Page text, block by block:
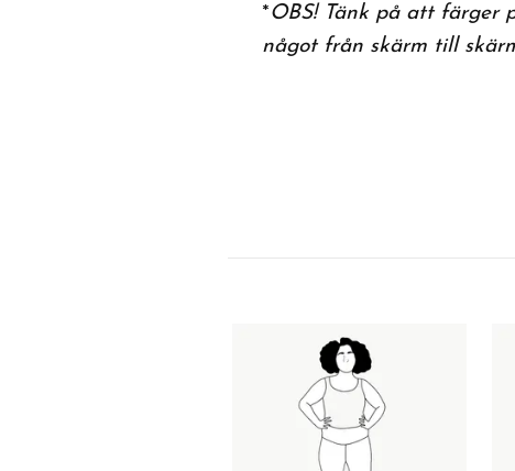
*OBS! Tänk på att färger
något från skärm till